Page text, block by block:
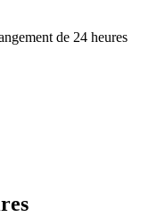
de 24 heures